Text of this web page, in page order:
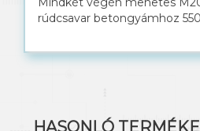
rúdcsavar betongyámhoz
HASONLÓ